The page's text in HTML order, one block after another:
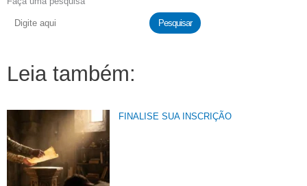
Pesquisar
Leia também:
FINALISE SUA INSCRIÇÃO